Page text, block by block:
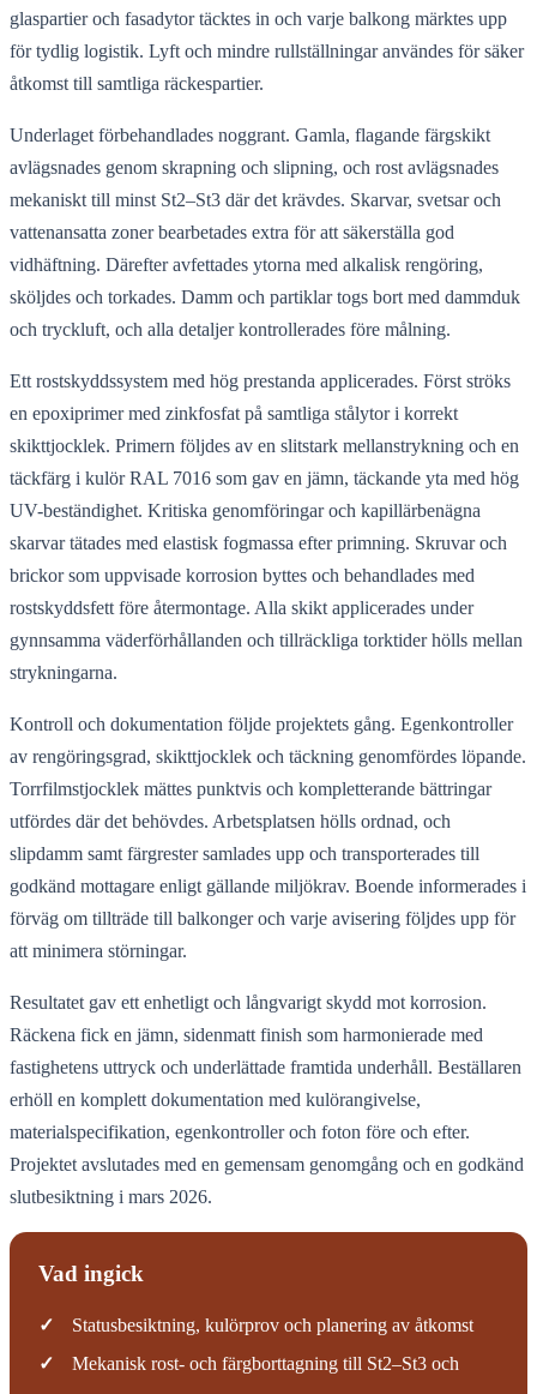
glaspartier och fasadytor täcktes in och varje balkong märktes upp
för tydlig logistik. Lyft och mindre rullställningar användes för säker
åtkomst till samtliga räckespartier.
Underlaget förbehandlades noggrant. Gamla, flagande färgskikt
avlägsnades genom skrapning och slipning, och rost avlägsnades
mekaniskt till minst St2–St3 där det krävdes. Skarvar, svetsar och
vattenansatta zoner bearbetades extra för att säkerställa god
vidhäftning. Därefter avfettades ytorna med alkalisk rengöring,
sköljdes och torkades. Damm och partiklar togs bort med dammduk
och tryckluft, och alla detaljer kontrollerades före målning.
Ett rostskyddssystem med hög prestanda applicerades. Först ströks
en epoxiprimer med zinkfosfat på samtliga stålytor i korrekt
skikttjocklek. Primern följdes av en slitstark mellanstrykning och en
täckfärg i kulör RAL 7016 som gav en jämn, täckande yta med hög
UV-beständighet. Kritiska genomföringar och kapillärbenägna
skarvar tätades med elastisk fogmassa efter primning. Skruvar och
brickor som uppvisade korrosion byttes och behandlades med
rostskyddsfett före återmontage. Alla skikt applicerades under
gynnsamma väderförhållanden och tillräckliga torktider hölls mellan
strykningarna.
Kontroll och dokumentation följde projektets gång. Egenkontroller
av rengöringsgrad, skikttjocklek och täckning genomfördes löpande.
Torrfilmstjocklek mättes punktvis och kompletterande bättringar
utfördes där det behövdes. Arbetsplatsen hölls ordnad, och
slipdamm samt färgrester samlades upp och transporterades till
godkänd mottagare enligt gällande miljökrav. Boende informerades i
förväg om tillträde till balkonger och varje avisering följdes upp för
att minimera störningar.
Resultatet gav ett enhetligt och långvarigt skydd mot korrosion.
Räckena fick en jämn, sidenmatt finish som harmonierade med
fastighetens uttryck och underlättade framtida underhåll. Beställaren
erhöll en komplett dokumentation med kulörangivelse,
materialspecifikation, egenkontroller och foton före och efter.
Projektet avslutades med en gemensam genomgång och en godkänd
slutbesiktning i mars 2026.
Vad ingick
✓
Statusbesiktning, kulörprov och planering av åtkomst
✓
Mekanisk rost- och färgborttagning till St2–St3 och